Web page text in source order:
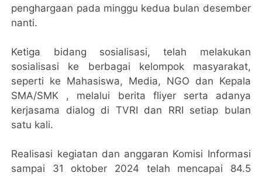
penghargaan pada minggu kedua bulan desember
nanti.
Ketiga bidang sosialisasi, telah melakukan
sosialisasi ke berbagai kelompok masyarakat,
seperti ke Mahasiswa, Media, NGO dan Kepala
SMA/SMK , melalui berita fliyer serta adanya
kerjasama dialog di TVRI dan RRI setiap bulan
satu kali.
Realisasi kegiatan dan anggaran Komisi Informasi
sampai 31 oktober 2024 telah mencapai 84.5